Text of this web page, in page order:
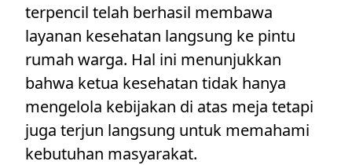
terpencil telah berhasil membawa
layanan kesehatan langsung ke pintu
rumah warga. Hal ini menunjukkan
bahwa ketua kesehatan tidak hanya
mengelola kebijakan di atas meja tetapi
juga terjun langsung untuk memahami
kebutuhan masyarakat.